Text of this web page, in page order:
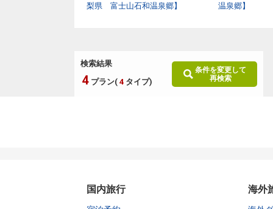
検索結果
4 プラン( 4 タイプ)
条件を変更して
再検索
梨県 富士山石和温泉郷】
温泉郷】
国内旅行 海外